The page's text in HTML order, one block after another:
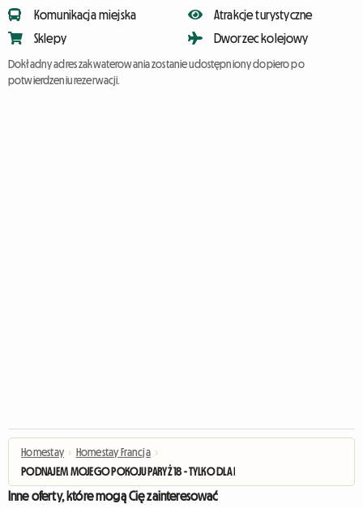
Komunikacja miejska
Sklepy
Atrakcje turystyczne
Dworzec kolejowy
Dokładny adres zakwaterowania zostanie udostępniony dopiero po
potwierdzeniu rezerwacji.
Homestay › Homestay Francja ›
PODNAJEM MOJEGO POKOJU PARYŻ 18 - TYLKO DLA KOBIET
Inne oferty, które mogą Cię zainteresować